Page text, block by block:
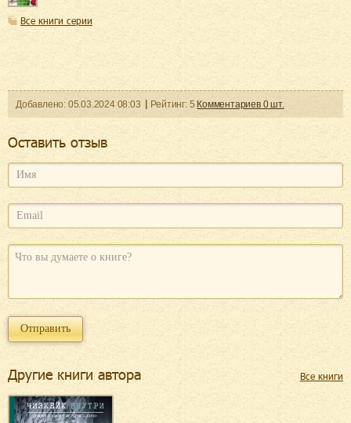
Все книги серии
Добавленo: 05.03.2024 08:03 Рейтинг: 5 Комментариев 0шт.
Оcтавить отзыв
Другие книги автора Все книги